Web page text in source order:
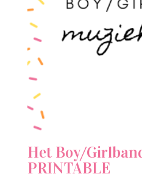
Het Boy/
PRINTABLE